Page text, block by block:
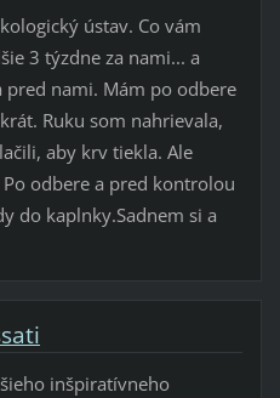
ústav. Co vám
3 týzdne za nami... a
pred nami. Mám po odbere
Ruku som nahrievala,
aby krv tiekla. Ale
odbere a pred kontrolou
do kaplnky.Sadnem si a
inšpiratívneho